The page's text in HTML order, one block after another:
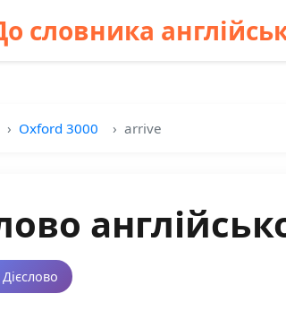
словника
Oxford 3000 arrive
Дієслово